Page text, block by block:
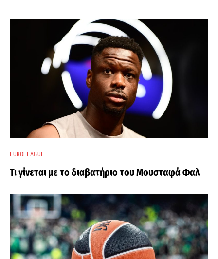
EUROLEAGUE
Τι γίνεται με το διαβατήριο του Μουσταφά Φαλ